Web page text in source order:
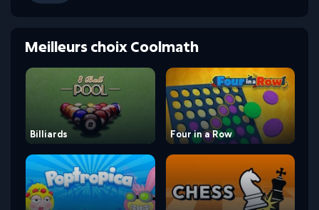
Meilleurs choix Coolmath
Billiards Four in a Row